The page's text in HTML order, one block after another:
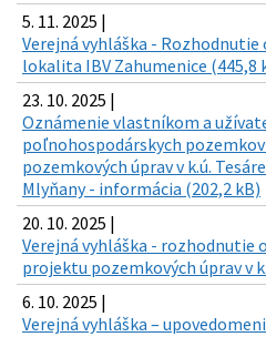
5. 11. 2025 |
Verejná vyhláška - Rozhodnutie
lokalita IBV Zahumenice (445,8
23. 10. 2025 |
Oznámenie vlastníkom a
poľnohospodárskych
pozemkových úprav v k.ú.
Mlyňany - informácia (202,2 kB)
20. 10. 2025 |
Verejná vyhláška - rozhodnutie
projektu pozemkových úprav v
6. 10. 2025 |
Verejná vyhláška –